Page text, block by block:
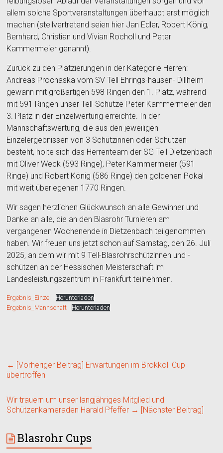
allem solche Sportveranstaltungen überhaupt erst möglich
machen (stellvertretend seien hier Jan Edler, Robert König,
Bernhard, Christian und Vivian Rocholl und Peter
Kammermeier genannt).
Zurück zu den Platzierungen in der Kategorie Herren:
Andreas Prochaska vom SV Tell Ehrings-hausen- Dillheim
gewann mit großartigen 598 Ringen den 1. Platz, während
mit 591 Ringen unser Tell-Schütze Peter Kammermeier den
3. Platz in der Einzelwertung erreichte. In der
Mannschaftswertung, die aus den jeweiligen
Einzelergebnissen von 3 Schützinnen oder Schützen
besteht, holte sich das Herrenteam der SG Tell Dietzenbach
mit Oliver Weck (593 Ringe), Peter Kammermeier (591
Ringe) und Robert König (586 Ringe) den goldenen Pokal
mit weit überlegenen 1770 Ringen.
Wir sagen herzlichen Glückwunsch an alle Gewinner und
Danke an alle, die an den Blasrohr Turnieren am
vergangenen Wochenende in Dietzenbach teilgenommen
haben. Wir freuen uns jetzt schon auf Samstag, den 26. Juli
2025, an dem wir mit 9 Tell-Blasrohrschützinnen und -
schützen an der Hessischen Meisterschaft im
Landesleistungszentrum in Frankfurt teilnehmen.
Ergebnis_Einzel
Herunterladen
Ergebnis_Mannschaft
Herunterladen
← [Vorheriger Beitrag] Erwartungen im Brokkoli Cup
übertroffen
Wir trauern um unser langjähriges Mitglied und
Schützenkameraden Harald Pfeffer → [Nächster Beitrag]
Blasrohr Cups